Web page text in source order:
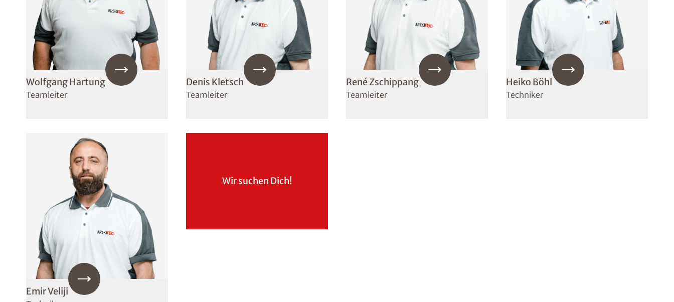
Wolfgang Hartung
Teamleiter
Denis Kletsch
Teamleiter
René Zschippang
Teamleiter
Heiko Böhl
Techniker
Emir Veliji
Wir suchen Dich!